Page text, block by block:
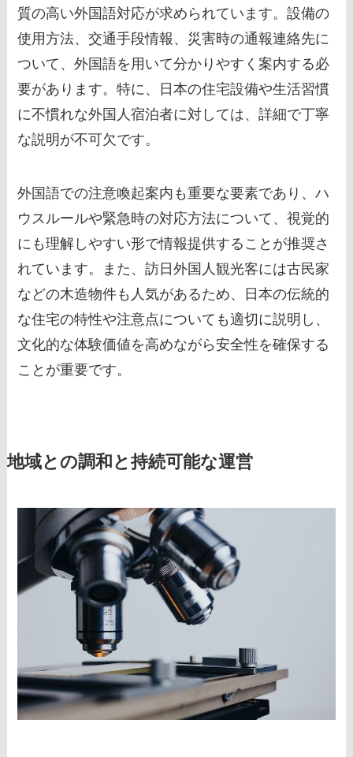
質の高い外国語対応が求められています。設備の
使用方法、交通手段情報、災害時の通報連絡先に
ついて、外国語を用いて分かりやすく案内する必
要があります。特に、日本の住宅設備や生活習慣
に不慣れな外国人宿泊者に対しては、詳細で丁寧
な説明が不可欠です。
外国語での注意喚起案内も重要な要素であり、ハ
ウスルールや緊急時の対応方法について、視覚的
にも理解しやすい形で情報提供することが推奨さ
れています。また、訪日外国人観光客には古民家
などの木造物件も人気があるため、日本の伝統的
な住宅の特性や注意点についても適切に説明し、
文化的な体験価値を高めながら安全性を確保する
ことが重要です。
地域との調和と持続可能な運営